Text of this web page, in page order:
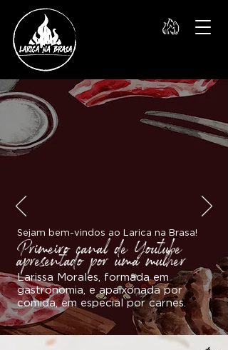
Sejam bem-vindos ao Larica na Brasa!
Primeiro canal de Youtube
apresentado por uma mulher
Larissa Morales, formada em
gastronomia, e apaixonada por
comida, em especial por carnes.